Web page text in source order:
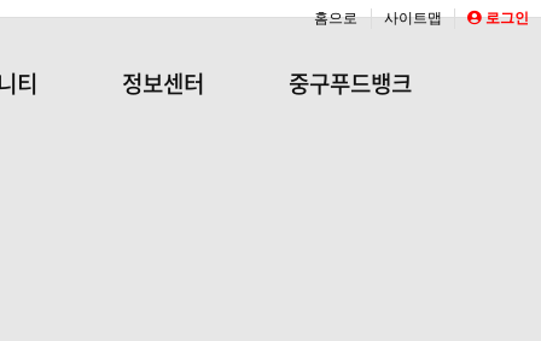
홈으로 사이트맵 로그인
티 정보센터 중구푸드뱅크